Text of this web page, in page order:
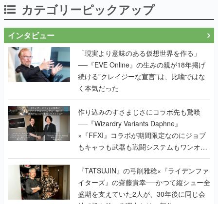
カテゴリーピックアップ
インタビュー
「現実より意味のある仮想世界を作る」
──『EVE Online』の生みの親が18年掲げ
続ける”クレイジーな宣言”は、比喩ではな
く本気だった
作り込みのすさまじさにコラボ先も驚嘆
──『Wizardry Variants Daphne』
×『FFXI』コラボが期間限定なのにジョブ
もキャラも武器も戦闘システムもワンオフ
で作り込まれた理由を両ディレクターに聞
く
『TATSUJIN』の弓削雅稔×『ライデンファ
イターズ』の齋藤貴幸──かつて縦シュー全
盛期を支えていた2人が、30年後に同じ会